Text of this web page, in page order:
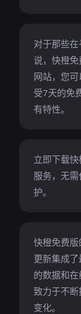
对于那些
说，快橙
网站，您
受7天的免
有特性。
立即下载
服务，无
护。
快橙免费
更新集成
的数据和
致力于不
变化。